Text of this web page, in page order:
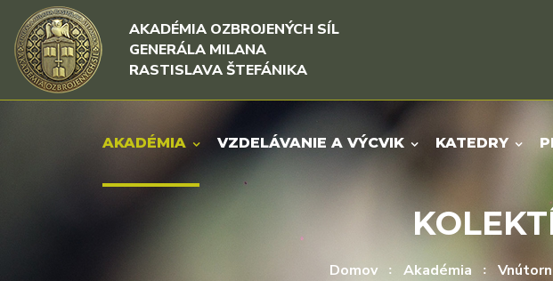
Rovno na obsah
Rovno na menu
AKADÉMIA OZBROJENÝCH SÍL
GENERÁLA MILANA
RASTISLAVA ŠTEFÁNIKA
AKADÉMIA VZDELÁVANIE A VÝCVIK KATEDRY
Domov Akadémia